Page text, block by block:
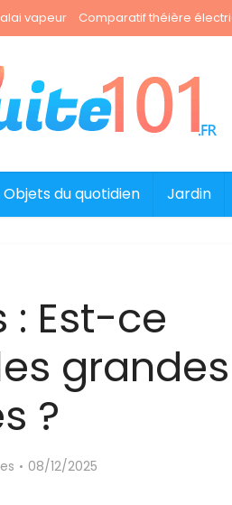
vapeur Comparatif théière
Objets du quotidien Jardin
Est-ce
grandes
?
08/12/2025